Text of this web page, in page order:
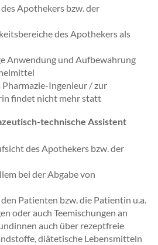
Apothekers bzw. der
des Apothekers als
Anwendung und Aufbewahrung
Ingenieur / zur
findet nicht mehr statt
technische Assistent
des Apothekers bzw. der
bei der Abgabe von
Patienten bzw. die Patientin u.a.
oder auch Teemischungen an
auch über rezeptfreie
diätetische Lebensmitteln